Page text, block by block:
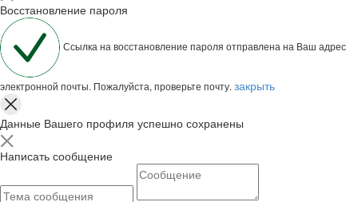
Восстановление пароля
Ссылка на восстановление пароля отправлена на Ваш адрес
электронной почты. Пожалуйста, проверьте почту. закрыть
Данные Вашего профиля успешно сохранены
Написать сообщение